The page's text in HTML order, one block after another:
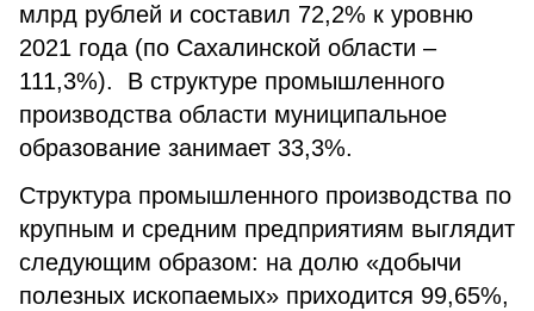
млрд рублей и составил 72,2% к уровню
2021 года (по Сахалинской области –
111,3%). В структуре промышленного
производства области муниципальное
образование занимает 33,3%.
Структура промышленного производства по
крупным и средним предприятиям выглядит
следующим образом: на долю «добычи
полезных ископаемых» приходится 99,65%,